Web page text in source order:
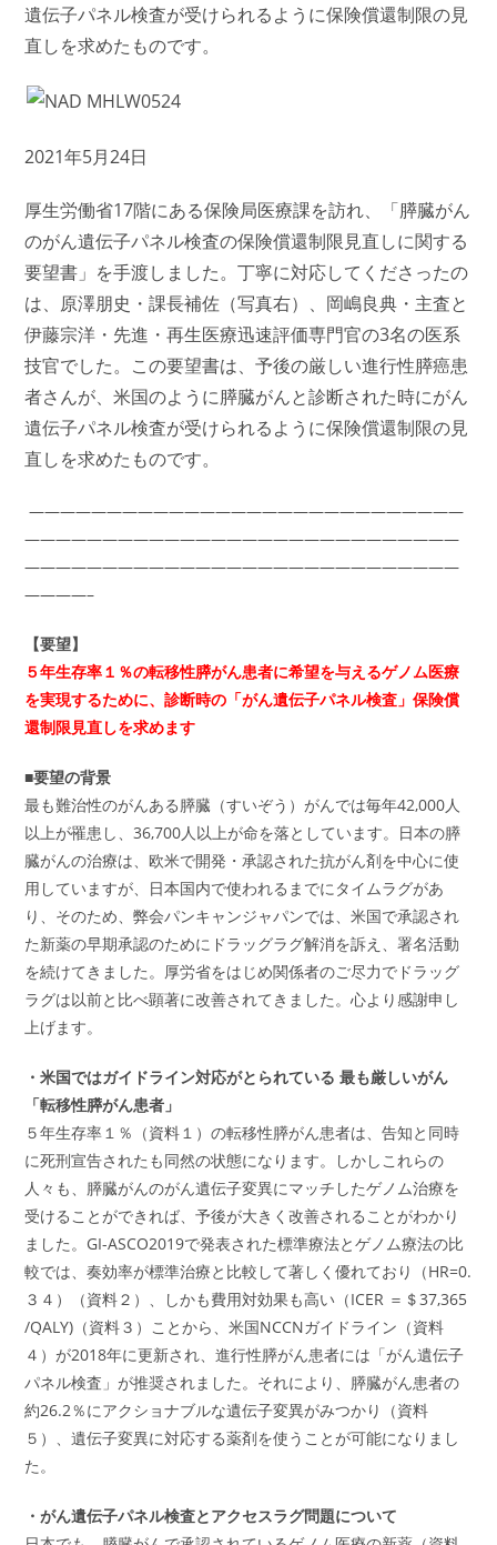
遺伝子パネル検査が受けられるように保険償還制限の見
直しを求めたものです。
2021年5月24日
厚生労働省17階にある保険局医療課を訪れ、「膵臓がん
のがん遺伝子パネル検査の保険償還制限見直しに関する
要望書」を手渡しました。丁寧に対応してくださったの
は、原澤朋史・課長補佐（写真右）、岡嶋良典・主査と
伊藤宗洋・先進・再生医療迅速評価専門官の3名の医系
技官でした。この要望書は、予後の厳しい進行性膵癌患
者さんが、米国のように膵臓がんと診断された時にがん
遺伝子パネル検査が受けられるように保険償還制限の見
直しを求めたものです。
————————————————————————————
————————————————————————————
————————————————————————————
————–
【要望】
５年生存率１％の転移性膵がん患者に希望を与えるゲノム医療
を実現するために、診断時の「がん遺伝子パネル検査」保険償
還制限見直しを求めます
■要望の背景
最も難治性のがんある膵臓（すいぞう）がんでは毎年42,000人
以上が罹患し、36,700人以上が命を落としています。日本の膵
臓がんの治療は、欧米で開発・承認された抗がん剤を中心に使
用していますが、日本国内で使われるまでにタイムラグがあ
り、そのため、弊会パンキャンジャパンでは、米国で承認され
た新薬の早期承認のためにドラッグラグ解消を訴え、署名活動
を続けてきました。厚労省をはじめ関係者のご尽力でドラッグ
ラグは以前と比べ顕著に改善されてきました。心より感謝申し
上げます。
・米国ではガイドライン対応がとられている 最も厳しいがん
「転移性膵がん患者」
５年生存率１％（資料１）の転移性膵がん患者は、告知と同時
に死刑宣告されたも同然の状態になります。しかしこれらの
人々も、膵臓がんのがん遺伝子変異にマッチしたゲノム治療を
受けることができれば、予後が大きく改善されることがわかり
ました。GI-ASCO2019で発表された標準療法とゲノム療法の比
較では、奏効率が標準治療と比較して著しく優れており（HR=0.
３４）（資料２）、しかも費用対効果も高い（ICER ＝＄37,365
/QALY)（資料３）ことから、米国NCCNガイドライン（資料
４）が2018年に更新され、進行性膵がん患者には「がん遺伝子
パネル検査」が推奨されました。それにより、膵臓がん患者の
約26.2％にアクショナブルな遺伝子変異がみつかり（資料
５）、遺伝子変異に対応する薬剤を使うことが可能になりまし
た。
・がん遺伝子パネル検査とアクセスラグ問題について